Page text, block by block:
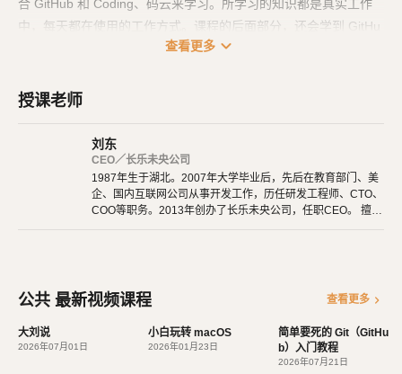
合 GitHub 和 Coding、码云来学习。所学习的知识都是真实工作
中，每天都在使用的工作方式。课程的后面部分，还会学到 GitHu
b 推荐的最佳团队协作开发工作流、如何参与开源项目的开发。
查看更多 expand_more
授课老师
刘东
CEO／长乐未央公司
1987年生于湖北。2007年大学毕业后，先后在教育部门、美
企、国内互联网公司从事开发工作，历任研发工程师、CTO、
COO等职务。2013年创办了长乐未央公司，任职CEO。 擅长
兴趣，觉得做开发非常快乐，能创造梦想中的产品是一件非常
有幸福感的事情。喜爱阅读，尤其是历史相关的书籍。喜欢音
乐，钢琴、Ukulele都能简单自娱自乐。爱好旅行和美食，人
生梦想之一是希望能带着妻子吃遍全世界。
公共 最新视频课程 查看更多 chevron_right
大刘说
2026年07月01日
小白玩转 macOS
2026年01月23日
简单要死的 Git（GitHu
b）入门教程
2026年07月21日